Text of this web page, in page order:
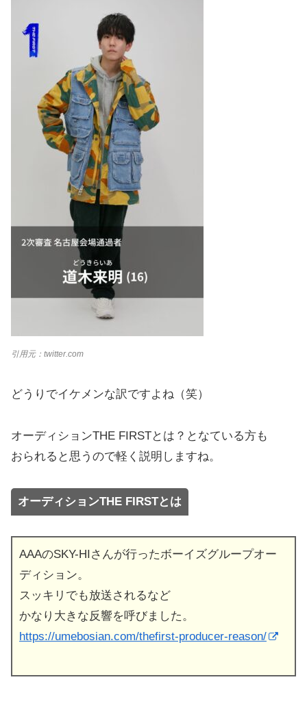
引用元：twitter.com
どうりでイケメンな訳ですよね（笑）
オーディションTHE FIRSTとは？となている方も
おられると思うので軽く説明しますね。
オーディションTHE FIRSTとは
AAAのSKY-HIさんが行ったボーイズグループオー
ディション。
スッキリでも放送されるなど
かなり大きな反響を呼びました。
https://umebosian.com/thefirst-producer-reason/